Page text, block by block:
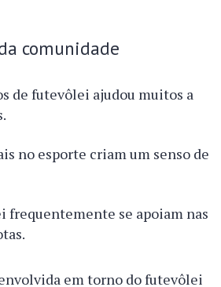
comunidade
de futevôlei ajudou muitos a
no esporte criam um senso de
frequentemente se apoiam nas
em torno do futevôlei